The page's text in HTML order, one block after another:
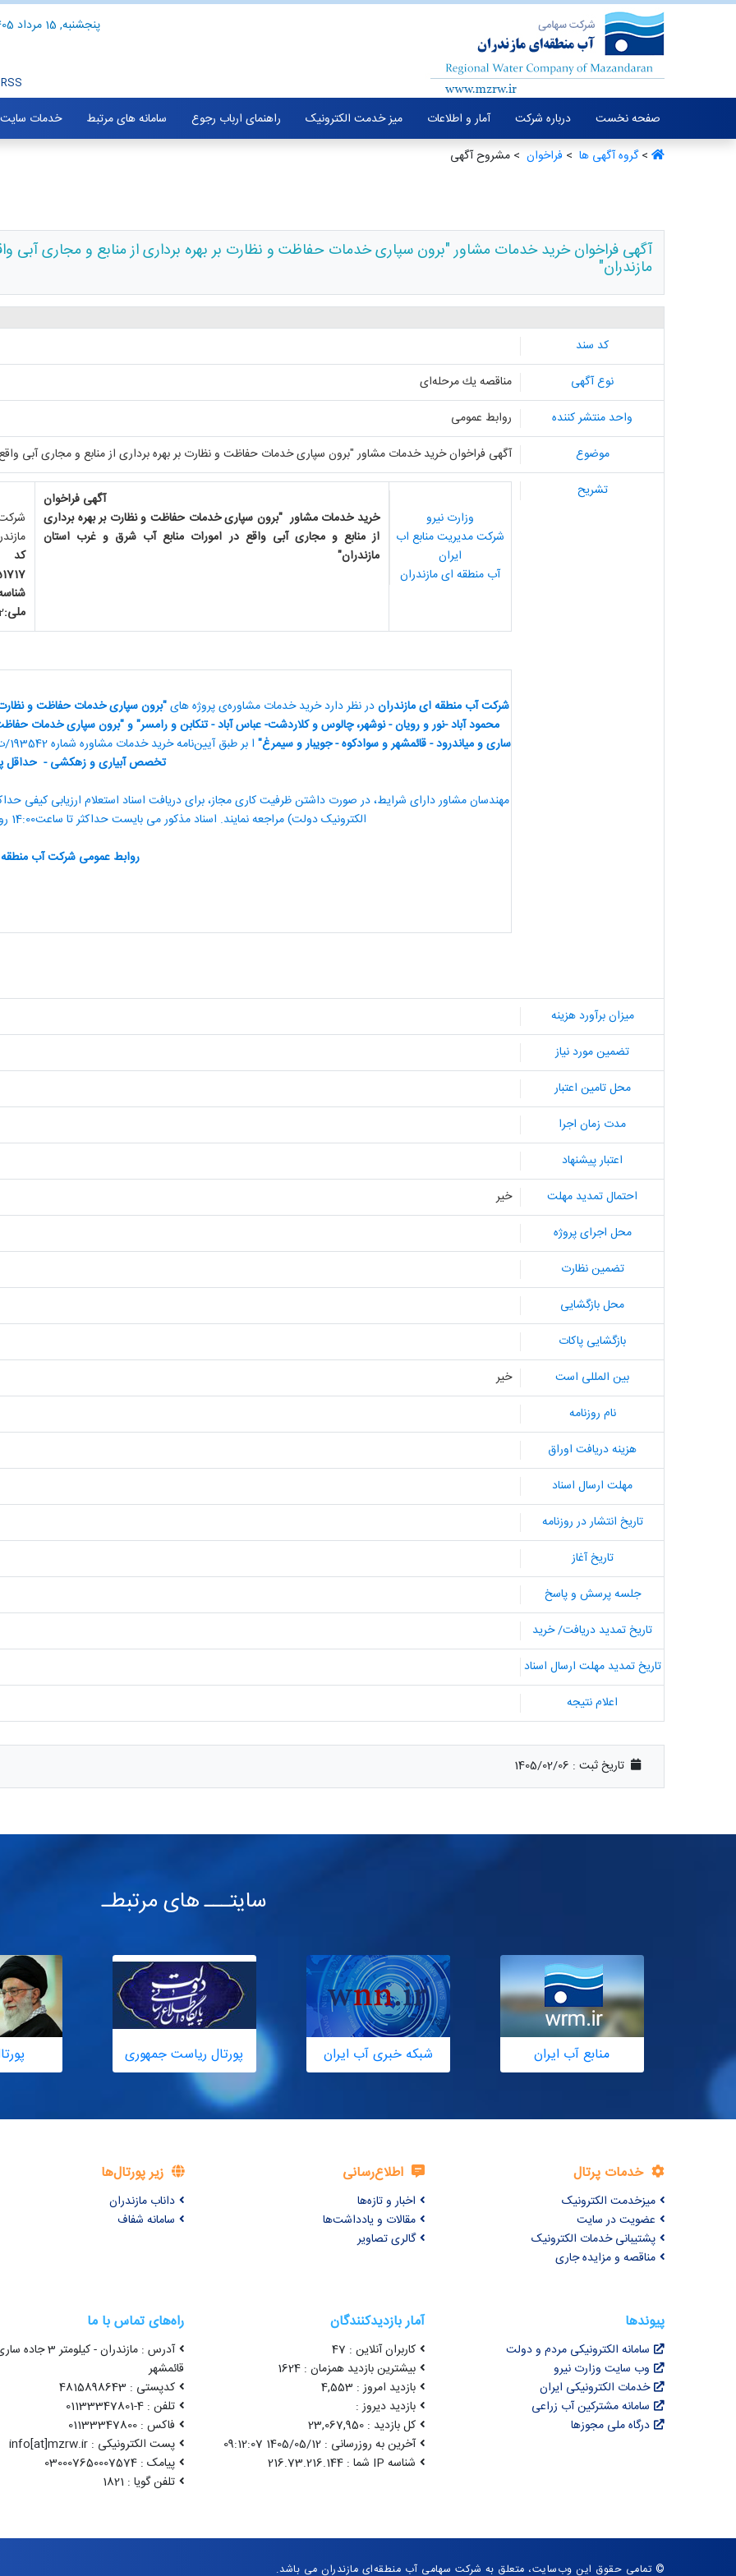
پنجشنبه, 15 مرداد 1405
RSS
صفحه نخست درباره شرکت آمار و اطلاعات میز خدمت الکترونیک راهنمای ارباب رجوع سامانه های مرتبط
خدمات سایت
>گروه آگهی ها ‏ > فراخوان ‏ > مشروح آگهی
آگهی فراخوان خرید خدمات مشاور "برون سپاری خدمات حفاظت و نظارت بر بهره برداری از منابع و مجاری آبی
مازندران"
کد سند
نوع آگهی
مناقصه یك مرحله‌ای
واحد منتشر کننده
روابط عمومی
موضوع
آگهی فراخوان خرید خدمات مشاور "برون سپاری خدمات حفاظت و نظارت بر بهره برداری از منابع و مجاری آبی
تشریح
وزارت نیرو
شرکت مدیریت منابع اب
ایران
آب منطقه ای مازندران
آگهی فراخوان
خرید خدمات مشاور "برون سپاری خدمات حفاظت و نظارت بر بهره برداری
از منابع و مجاری آبی واقع در امورات منابع آب شرق و غرب استان
مازندران"
کد
ملی:10760
شرکت آب منطقه ای مازندراندر نظر دارد خرید خدمات مشاوره‌ی پروژه های‌"برون سپاری خدمات حفاظت و نظارت
محمود آباد-نور و رویان - نوشهر، چالوس و کلاردشت- عباس آباد - تنکابن و رامسر" و"برون سپاری خدمات حفاظت
ساری و میاندرود - قائمشهر و سوادکوه - جویبار و سیمرغ" ا بر طبق آیین‌نامه خرید خدمات مشاوره شماره 193542/ت/42986ک مورخ 01/10/1388، به مهندسان مشاور دارای گواهینامه صلاحیت معتبر در
تخصص آبیاری و زهکشی- حداقل
الکترونیک دولت) مراجعه نمایند. اسناد مذکور می بایست حداکثر تا ساعت14:00 روز چهارشنبه مورخ 1405/2/16 از طریق سامانه مذکور ارسال گردد.
روابط عمومی شرکت آب منطقه
میزان برآورد هزینه
تضمین مورد نیاز
محل تامین اعتبار
مدت زمان اجرا
اعتبار پیشنهاد
احتمال تمدید مهلت
خیر
محل اجرای پروژه
تضمین نظارت
محل بازگشایی
بازگشایی پاکات
بین المللی است
خیر
نام روزنامه
هزینه دریافت اوراق
مهلت ارسال اسناد
تاریخ انتشار در روزنامه
تاریخ آغاز
جلسه پرسش و پاسخ
تاریخ تمدید دریافت/ خرید
تاریخ تمدید مهلت ارسال اسناد
اعلام نتیجه
تاریخ ثبت : 1405/02/06
سایتـــ های مرتبطـ
منابع آب ایران شبکه خبری آب ایران پورتال ریاست جمهوری
خدمات پرتال
میزخدمت الکترونیک
عضویت در سایت
پشتیبانی خدمات الکترونیک
مناقصه و مزایده جاری
اطلاع‌رسانی
اخبار و تازه‌ها
مقالات و یادداشت‌ها
گالری تصاویر
زیر پورتال‌ها
داناب مازندران
سامانه شفاف
پیوندها
سامانه الکترونیکی مردم و دولت
وب سایت وزارت نیرو
خدمات الکترونیکی ایران
سامانه مشترکین آب زراعی
درگاه ملی مجوزها
آمار بازدیدکنندگان
کاربران آنلاین : 47
بیشترین بازدید همزمان : 1624
بازدید امروز : 4,553
بازدید دیروز :
کل بازدید : 23,067,950
آخرین به روزرسانی : 1405/05/12 09:12:07
شناسه IP شما : 216.73.216.144
راه‌های تماس با ما
آدرس : مازندران - کیلومتر 3
قائمشهر
کدپستی : 4815898643
تلفن : 4-01133347801
فاکس : 01133347800
پست الکترونیکی : info[at]mzrw.ir
پیامک : 030007650007574
تلفن گویا : 1821
© تمامی حقوق این وب‌سایت، متعلق به شرکت سهامی آب منطقه‌ای مازندران می باشد.